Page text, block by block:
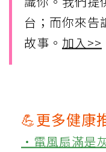
台；而你來告
故事。 加入>>
💪更多健康
‧電風扇滿是